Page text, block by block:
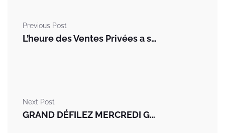
Previous Post
L’heure des Ventes Privées a sonné !
Next Post
GRAND DÉFILEZ MERCREDI GRAS !